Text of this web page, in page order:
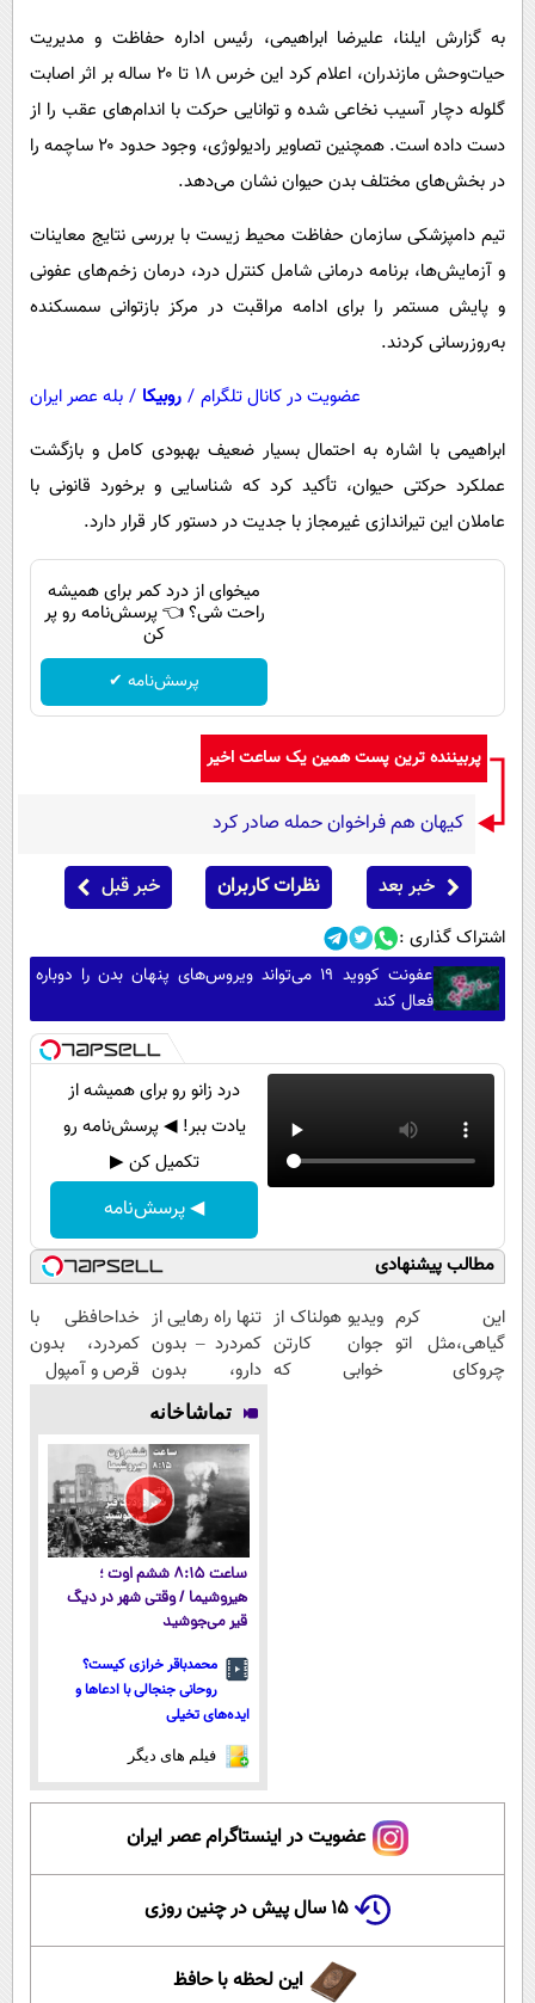
محیط زیست
فرهنگی
بین الملل
اجتماعی
حیات وحش
سیاست خارجی
به گزارش ایلنا، علیرضا ابراهیمی، رئیس اداره حفاظت و مدیریت
حیات‌وحش مازندران، اعلام کرد این خرس ۱۸ تا ۲۰ ساله بر اثر اصابت
گلوله دچار آسیب نخاعی شده و توانایی حرکت با اندام‌های عقب را از
دست داده است. همچنین تصاویر رادیولوژی، وجود حدود ۲۰ ساچمه را
در بخش‌های مختلف بدن حیوان نشان می‌دهد.
تیم دامپزشکی سازمان حفاظت محیط زیست با بررسی نتایج معاینات
و آزمایش‌ها، برنامه درمانی شامل کنترل درد، درمان زخم‌های عفونی
و پایش مستمر را برای ادامه مراقبت در مرکز بازتوانی سمسکنده
به‌روزرسانی کردند.
عضویت در کانال تلگرام / روبیکا / بله عصر ایران
ابراهیمی با اشاره به احتمال بسیار ضعیف بهبودی کامل و بازگشت
عملکرد حرکتی حیوان، تأکید کرد که شناسایی و برخورد قانونی با
عاملان این تیراندازی غیرمجاز با جدیت در دستور کار قرار دارد.
میخوای از درد کمر برای همیشه
راحت شی؟ 👈 پرسش‌نامه رو پر
کن
پرسش‌نامه ✔
پربیننده ترین پست همین یک ساعت اخیر
کیهان هم فراخوان حمله صادر کرد
خبر بعد نظرات کاربران خبر قبل
اشتراک گذاری :
عفونت کووید ۱۹ می‌تواند ویروس‌های پنهان بدن را دوباره
فعال کند
درد زانو رو برای همیشه از
یادت ببر! ◀ پرسش‌نامه رو
تکمیل کن ▶
◀ پرسش‌نامه
مطالب پیشنهادی
این کرم
گیاهی،مثل اتو
چروکای
ویدیو هولناک از
جوان کارتن
خوابی که
تنها راه رهایی از
کمردرد – بدون
دارو، بدون
جراحی! «فرم پر
کن»
خداحافظی با
کمردرد، بدون
قرص و آمپول
تماشاخانه
ساعت ۸:۱۵ ششم اوت ؛
هیروشیما / وقتی شهر در دیگ
قیر می‌جوشید
محمدباقر خرازی کیست؟
روحانی جنجالی با ادعاها و
ایده‌های تخیلی
فیلم های دیگر
عضویت در اینستاگرام عصر ایران
۱۵ سال پیش در چنین روزی
این لحظه با حافظ